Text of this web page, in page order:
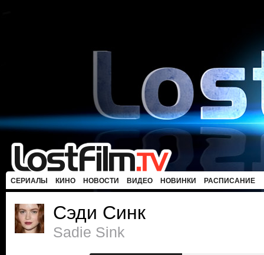
СЕРИАЛЫ КИНО НОВОСТИ ВИДЕО НОВИНКИ РАСПИСАНИЕ
Сэди Синк
Sadie Sink